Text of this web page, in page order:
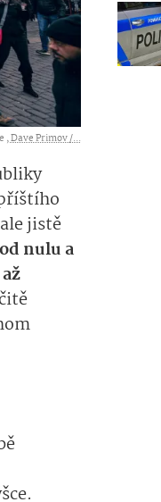
,Dave Primov /...
jistě
nulu a